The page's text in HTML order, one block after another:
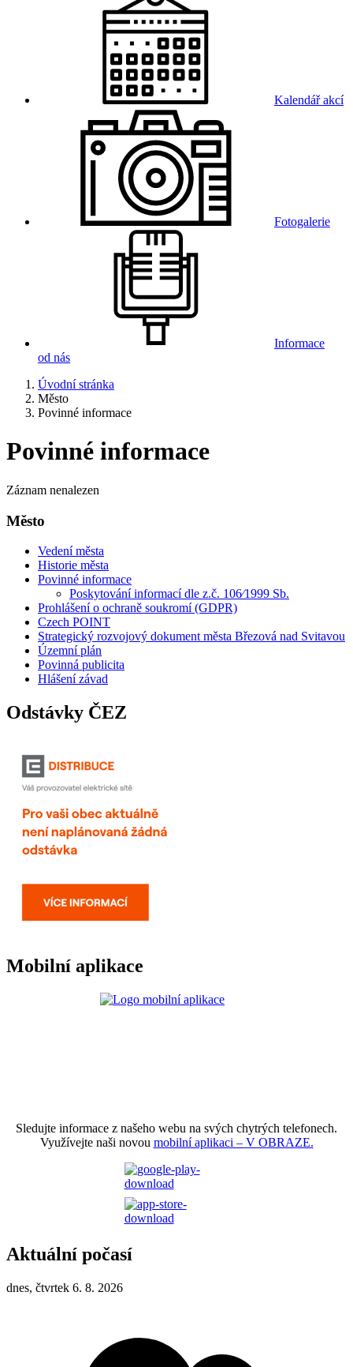
Kalendář akcí
Fotogalerie
Informace
od nás
Úvodní stránka
Město
Povinné informace
Povinné informace
Záznam nenalezen
Město
Vedení města
Historie města
Povinné informace
Poskytování informací dle z.č. 106⁄1999 Sb.
Prohlášení o ochraně soukromí (GDPR)
Czech POINT
Strategický rozvojový dokument města Březová nad Svitavou
Územní plán
Povinná publicita
Hlášení závad
Odstávky ČEZ
Mobilní aplikace
Sledujte informace z našeho webu na svých chytrých telefonech.
Využívejte naši novou mobilní aplikaci – V OBRAZE.
Aktuální počasí
dnes, čtvrtek 6. 8. 2026